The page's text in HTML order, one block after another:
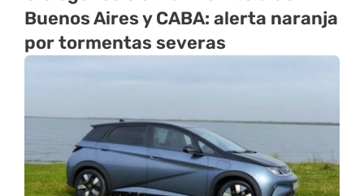
Buenos Aires y CABA: alerta naranja
por tormentas severas